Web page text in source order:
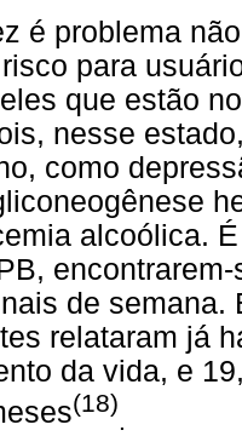
é problema
para
que estão
nesse
como
alcoólica.
de semana.
relataram já
da vida, e
(18)
.